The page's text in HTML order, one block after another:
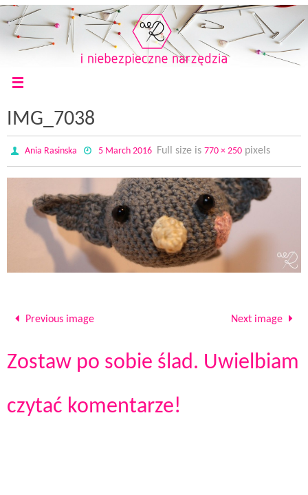
IMG_7038
Ania Rasinska 5 March 2016 Full size is 770 × 250pixels
Previous image Next image
Zostaw po sobie ślad. Uwielbiam
czytać komentarze!